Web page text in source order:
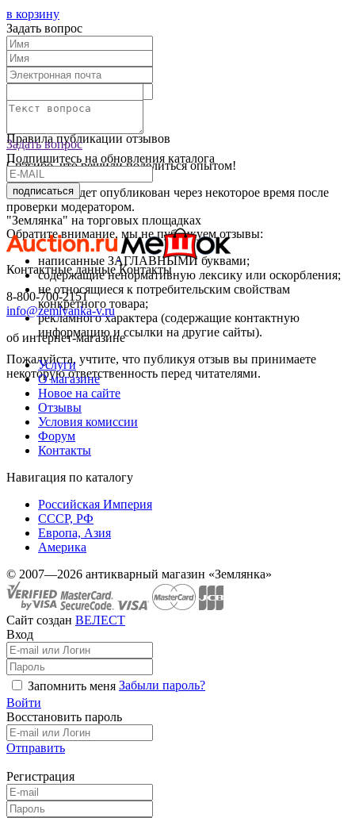
в корзину
Текст отзыва:
Правила публикации отзывов
Спасибо, что решили поделиться опытом!
Ваш отзыв будет опубликован через некоторое время после
проверки модератором.
Обратите внимание, мы не публикуем отзывы:
написанные ЗАГЛАВНЫМИ буквами;
содержащие ненормативную лексику или оскорбления;
не относящиеся к потребительским свойствам
конкретного товара;
рекламного характера (содержащие контактную
информацию и ссылки на другие сайты).
Пожалуйста, учтите, что публикуя отзыв вы принимаете
некоторую ответственность перед читателями.
Задать вопрос
Задать вопрос
Подпишитесь на обновления каталога
подписаться
"Землянка" на торговых площадках
Контактные данные Контакты
8-800-700-2151
info@zemlyanka-v.ru
об интернет-магазине
Услуги
О магазине
Новое на сайте
Отзывы
Условия комиссии
Форум
Контакты
Навигация по каталогу
Российская Империя
СССР, РФ
Европа, Азия
Америка
© 2007—2026 антикварный магазин «Землянка»
Сайт создан ВЕЛЕСТ
Вход
Запомнить меня Забыли пароль?
Войти
Восстановить пароль
Отправить
Регистрация